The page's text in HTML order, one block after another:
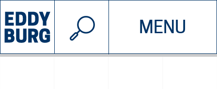
MENU
INIZIATIVE CHI SIAMO
© 2026 EDDYBURG